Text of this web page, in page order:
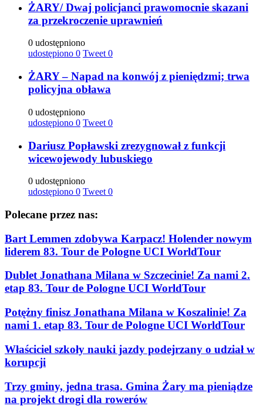
ŻARY/ Dwaj policjanci prawomocnie skazani
za przekroczenie uprawnień
0 udostępniono
udostępiono 0 Tweet 0
ŻARY – Napad na konwój z pieniędzmi; trwa
policyjna obława
0 udostępniono
udostępiono 0 Tweet 0
Dariusz Popławski zrezygnował z funkcji
wicewojewody lubuskiego
0 udostępniono
udostępiono 0 Tweet 0
Polecane przez nas:
Bart Lemmen zdobywa Karpacz! Holender nowym
liderem 83. Tour de Pologne UCI WorldTour
Dublet Jonathana Milana w Szczecinie! Za nami 2.
etap 83. Tour de Pologne UCI WorldTour
Potężny finisz Jonathana Milana w Koszalinie! Za
nami 1. etap 83. Tour de Pologne UCI WorldTour
Właściciel szkoły nauki jazdy podejrzany o udział w
korupcji
Trzy gminy, jedna trasa. Gmina Żary ma pieniądze
na projekt drogi dla rowerów